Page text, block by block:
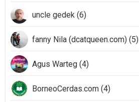
uncle gedek (6)
fanny Nila (dcatqueen.com) (5)
Agus Warteg (4)
BorneoCerdas.com (4)